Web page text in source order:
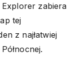
zabiera
tej
z najłatwiej